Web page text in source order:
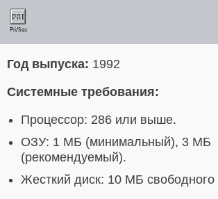
Год выпуска: 1992
Системные требования:
Процессор: 286 или выше.
ОЗУ: 1 МБ (минимальный), 3 МБ
(рекомендуемый).
Жесткий диск: 10 МБ свободного